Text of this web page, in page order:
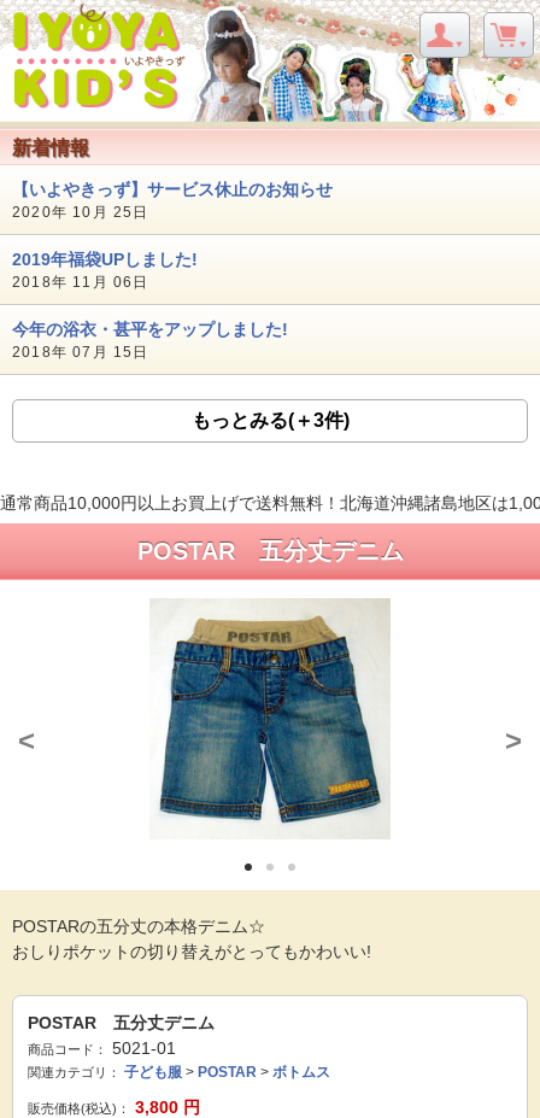
新着情報
【いよやきっず】サービス休止のお知らせ
2020年 10月 25日
2019年福袋UPしました!
2018年 11月 06日
今年の浴衣・甚平をアップしました!
2018年 07月 15日
もっとみる(＋3件)
通常商品10,000円以上お買上げで送料無料！北海道沖縄諸島地区は
POSTAR 五分丈デニム
< >
POSTARの五分丈の本格デニム☆
おしりポケットの切り替えがとってもかわいい!
POSTAR 五分丈デニム
商品コード： 5021-01
関連カテゴリ： 子ども服 > POSTAR > ボトムス
販売価格(税込)： 3,800 円